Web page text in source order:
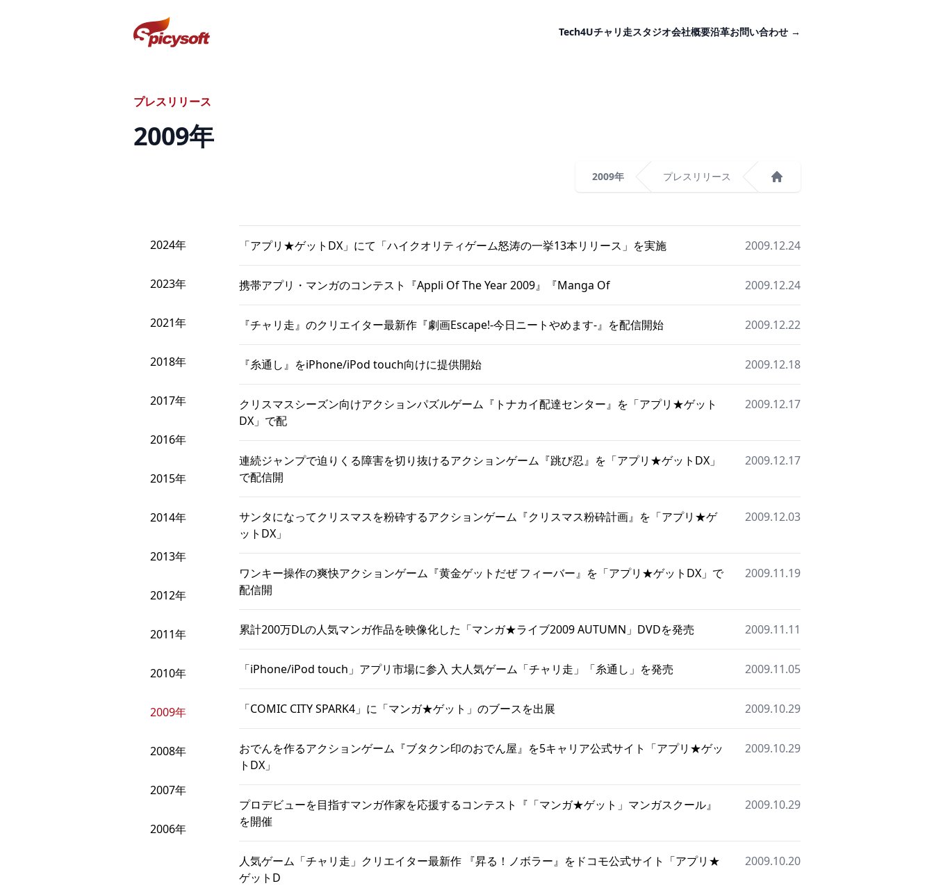
スパイシーソフト株式会社 Tech4Uチャリ走スタジオ会社概要沿革お問い合わせ →
プレスリリース
2009年
2009年 プレスリリース
2024年
2023年
2021年
2018年
2017年
2016年
2015年
2014年
2013年
2012年
2011年
2010年
2009年
2008年
2007年
2006年
「アプリ★ゲットDX」にて「ハイクオリティゲーム怒涛の一挙13本リリース」を実施 2009.12.24
携帯アプリ・マンガのコンテスト『Appli Of The Year 2009』『Manga Of 2009.12.24
『チャリ走』のクリエイター最新作『劇画Escape!-今日ニートやめます-』を配信開始 2009.12.22
『糸通し』をiPhone/iPod touch向けに提供開始 2009.12.18
クリスマスシーズン向けアクションパズルゲーム『トナカイ配達センター』を「アプリ★ゲット
DX」で配
2009.12.17
連続ジャンプで迫りくる障害を切り抜けるアクションゲーム『跳び忍』を「アプリ★ゲットDX」
で配信開
2009.12.17
サンタになってクリスマスを粉砕するアクションゲーム『クリスマス粉砕計画』を「アプリ★ゲ
ットDX」
2009.12.03
ワンキー操作の爽快アクションゲーム『黄金ゲットだぜ フィーバー』を「アプリ★ゲットDX」で
配信開
2009.11.19
累計200万DLの人気マンガ作品を映像化した「マンガ★ライブ2009 AUTUMN」DVDを発売 2009.11.11
「iPhone/iPod touch」アプリ市場に参入 大人気ゲーム「チャリ走」「糸通し」を発売 2009.11.05
「COMIC CITY SPARK4」に「マンガ★ゲット」のブースを出展 2009.10.29
おでんを作るアクションゲーム『ブタクン印のおでん屋』を5キャリア公式サイト「アプリ★ゲッ
トDX」
2009.10.29
プロデビューを目指すマンガ作家を応援するコンテスト『「マンガ★ゲット」マンガスクール』
を開催
2009.10.29
人気ゲーム「チャリ走」クリエイター最新作 『昇る！ノボラー』をドコモ公式サイト「アプリ★
ゲットD
2009.10.20